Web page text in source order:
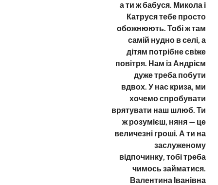
а ти ж бабуся. Микола і
Катруся тебе просто
обожнюють. Тобі ж там
самій нудно в селі, а
дітям потрібне свіже
повітря. Нам із Андрієм
дуже треба побути
вдвох. У нас криза, ми
хочемо спробувати
врятувати наш шлюб. Ти
ж розумієш, няня — це
величезні гроші. А ти на
заслуженому
відпочинку, тобі треба
чимось займатися.
Валентина Іванівна